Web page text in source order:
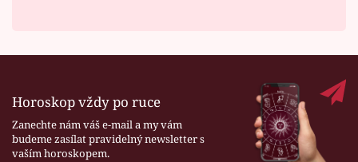
Horoskop vždy po ruce
Zanechte nám váš e-mail a my vám
budeme zasílat pravidelný newsletter s
vaším horoskopem.